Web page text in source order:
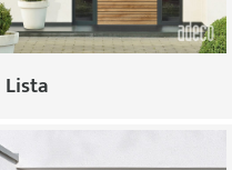
Lista